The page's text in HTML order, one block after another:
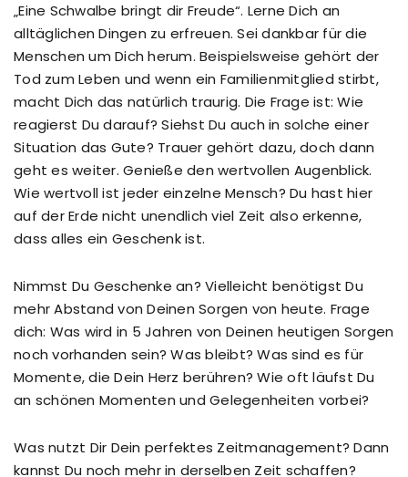
„Eine Schwalbe bringt dir Freude“. Lerne Dich an
alltäglichen Dingen zu erfreuen. Sei dankbar für die
Menschen um Dich herum. Beispielsweise gehört der
Tod zum Leben und wenn ein Familienmitglied stirbt,
macht Dich das natürlich traurig. Die Frage ist: Wie
reagierst Du darauf? Siehst Du auch in solche einer
Situation das Gute? Trauer gehört dazu, doch dann
geht es weiter. Genieße den wertvollen Augenblick.
Wie wertvoll ist jeder einzelne Mensch? Du hast hier
auf der Erde nicht unendlich viel Zeit also erkenne,
dass alles ein Geschenk ist.
Nimmst Du Geschenke an? Vielleicht benötigst Du
mehr Abstand von Deinen Sorgen von heute. Frage
dich: Was wird in 5 Jahren von Deinen heutigen Sorgen
noch vorhanden sein? Was bleibt? Was sind es für
Momente, die Dein Herz berühren? Wie oft läufst Du
an schönen Momenten und Gelegenheiten vorbei?
Was nutzt Dir Dein perfektes Zeitmanagement? Dann
kannst Du noch mehr in derselben Zeit schaffen?